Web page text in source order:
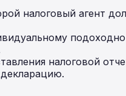
налоговый агент
налоговой